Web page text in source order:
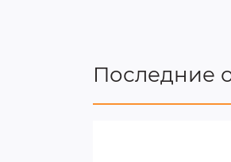
Последние